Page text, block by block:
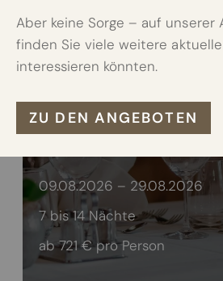
III Kulinarik
V Winter
VI Wellness
Bildergalerie
Neue Residence
09.08.2026 – 29.08.2026
7 bis 14 Nächte
ab 721 €pro Person
Aber keine Sorge – auf unserer
finden Sie viele weitere
interessieren könnten.
ZU DEN ANGEBOTEN